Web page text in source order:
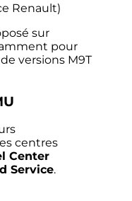
Renault)
sur
pour
versions M9T
centres
Center
Service.